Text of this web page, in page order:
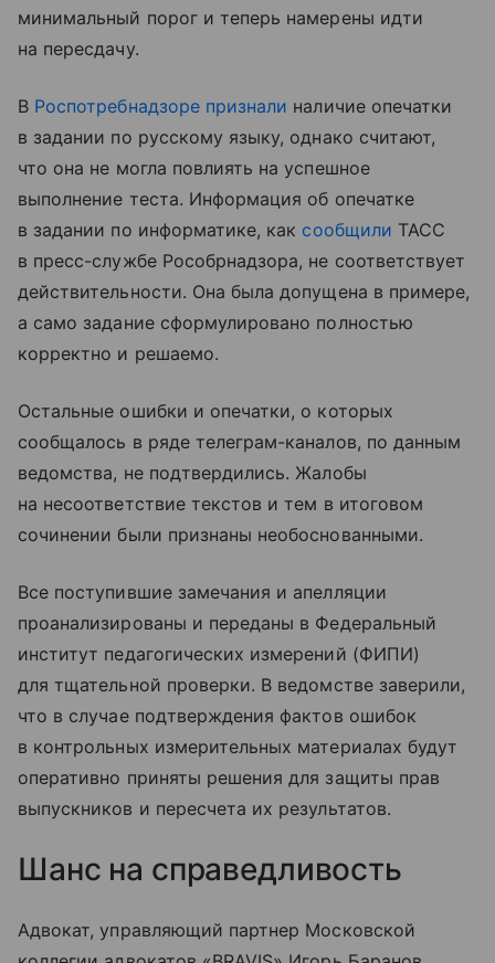
минимальный порог и теперь намерены идти
на пересдачу.
В Роспотребнадзоре признали наличие опечатки
в задании по русскому языку, однако считают,
что она не могла повлиять на успешное
выполнение теста. Информация об опечатке
в задании по информатике, как сообщили ТАСС
в пресс-службе Рособрнадзора, не соответствует
действительности. Она была допущена в примере,
а само задание сформулировано полностью
корректно и решаемо.
Остальные ошибки и опечатки, о которых
сообщалось в ряде телеграм-каналов, по данным
ведомства, не подтвердились. Жалобы
на несоответствие текстов и тем в итоговом
сочинении были признаны необоснованными.
Все поступившие замечания и апелляции
проанализированы и переданы в Федеральный
институт педагогических измерений (ФИПИ)
для тщательной проверки. В ведомстве заверили,
что в случае подтверждения фактов ошибок
в контрольных измерительных материалах будут
оперативно приняты решения для защиты прав
выпускников и пересчета их результатов.
Шанс на справедливость
Адвокат, управляющий партнер Московской